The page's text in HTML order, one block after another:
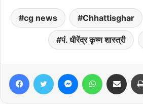
cg news Chhattisghar
पं. धीरेंद्र कृष्ण शास्त्री
FacebookTwitter MessengerWhatsAppShare via Email